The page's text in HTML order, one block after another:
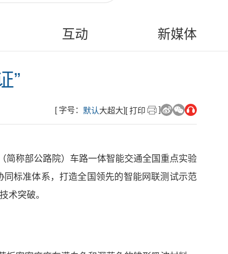
互动 新媒体
”
[ 字号： 默认大超大] [ 打印 ]
称部公路院）车路一体智能交通全国重点实验
标准体系，打造全国领先的智能网联测试示范
术突破。